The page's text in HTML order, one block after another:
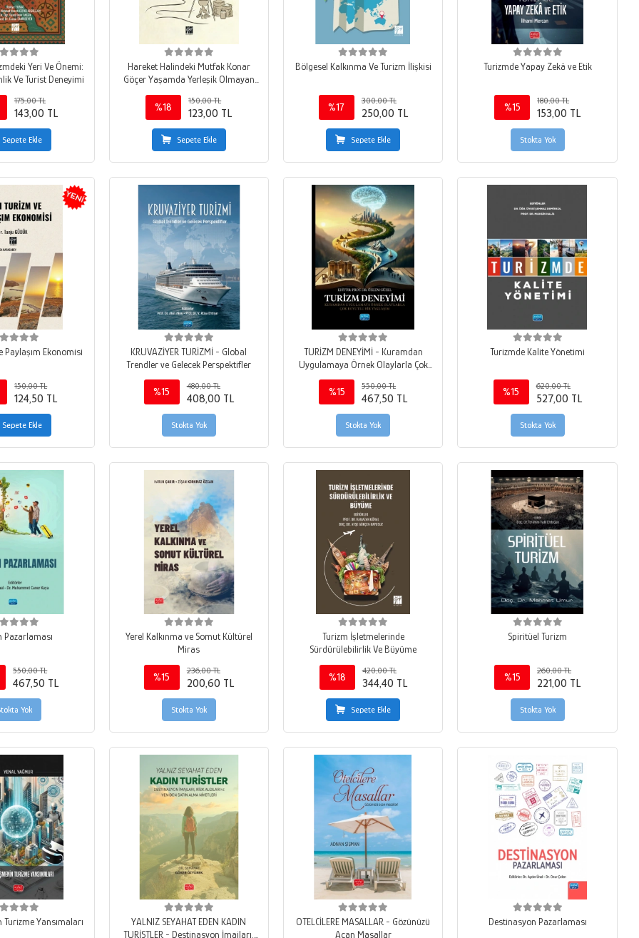
Yeri Ve Önemi:
Ve Turist Deneyimi
175,00 TL
143,00 TL
Sepete Ekle
Hareket Halindeki Mutfak Konar
Göçer Yaşamda Yerleşik Olmayan
Yapının Pişirme Ve Saklama
Tekniklerine Etkisi
%18
150,00 TL
123,00 TL
Sepete Ekle
Bölgesel Kalkınma Ve Turizm İlişkisi
%17
300,00 TL
250,00 TL
Sepete Ekle
Turizmde Yapay Zekâ ve Etik
%15
180,00 TL
153,00 TL
Stokta Yok
Paylaşım Ekonomisi
150,00 TL
124,50 TL
Sepete Ekle
KRUVAZİYER TURİZMİ - Global
Trendler ve Gelecek Perspektifler
%15
480,00 TL
408,00 TL
Stokta Yok
TURİZM DENEYİMİ - Kuramdan
Uygulamaya Örnek Olaylarla Çok
Boyutlu Bir Yaklaşım
%15
550,00 TL
467,50 TL
Stokta Yok
Turizmde Kalite Yönetimi
%15
620,00 TL
527,00 TL
Stokta Yok
Pazarlaması
550,00 TL
467,50 TL
Yok
Yerel Kalkınma ve Somut Kültürel
Miras
%15
236,00 TL
200,60 TL
Stokta Yok
Turizm İşletmelerinde
Sürdürülebilirlik Ve Büyüme
%18
420,00 TL
344,40 TL
Sepete Ekle
Spiritüel Turizm
%15
260,00 TL
221,00 TL
Stokta Yok
Yansımaları
YALNIZ SEYAHAT EDEN KADIN
TURİSTLER - Destinasyon İmajları,
OTELCİLERE MASALLAR - Gözünüzü
Açan Masallar
Destinasyon Pazarlaması